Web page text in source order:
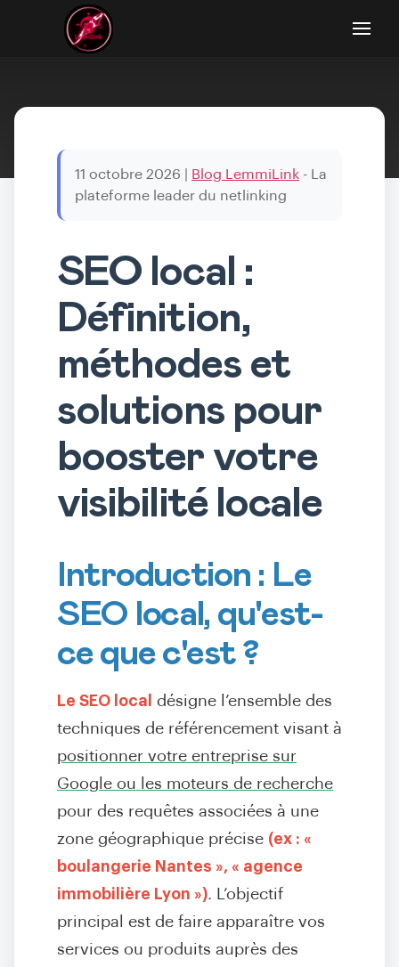
11 octobre 2026 Blog LemmiLink - La
plateforme leader du netlinking
SEO local :
Définition,
méthodes et
solutions pour
booster votre
visibilité locale
Introduction : Le
SEO local, qu'est-
ce que c'est ?
Le SEO local
désigne l’ensemble des
techniques de référencement visant à
positionner votre entreprise sur
Google ou les moteurs de recherche
pour des requêtes associées à une
zone géographique précise (ex : «
boulangerie Nantes », « agence
immobilière Lyon »). L’objectif
principal est de faire apparaître vos
services ou produits auprès des